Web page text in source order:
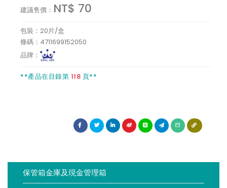
方向望遠光學儀器
蠟筆及木材筆
其他
電腦OA清潔王
建議售價： NT$ 70
包裝：20片/盒
條碼：4711699152050
品牌：
**產品在目錄第 118 頁**
保管箱金庫及現金管理箱